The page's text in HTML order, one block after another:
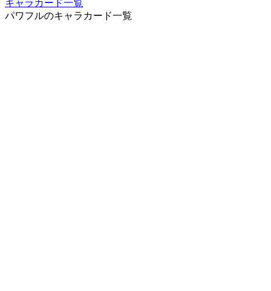
キャラカード一覧
パワフルのキャラカード一覧